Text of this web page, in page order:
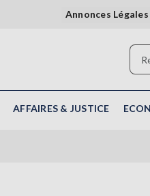
Annonces Légales
AFFAIRES & JUSTICE